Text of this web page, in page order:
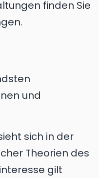
finden Sie
und
sich in der
Theorien des
gilt